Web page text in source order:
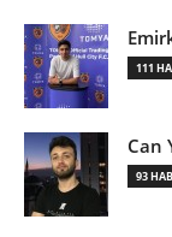
111
Can
93